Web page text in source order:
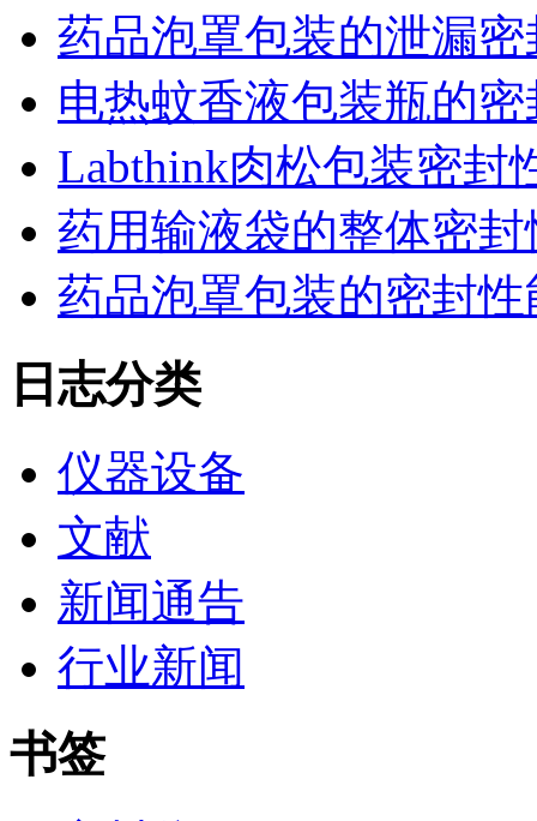
药品泡罩包装的泄漏
电热蚊香液包装瓶的
Labthink肉松包装密封
药用输液袋的整体密
药品泡罩包装的密封
日志分类
仪器设备
文献
新闻通告
行业新闻
书签